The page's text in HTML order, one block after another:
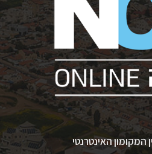
המקומון האינטרנטי